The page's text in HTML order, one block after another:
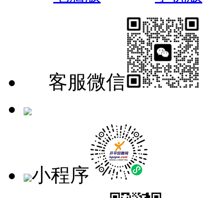
客服微信
小程序